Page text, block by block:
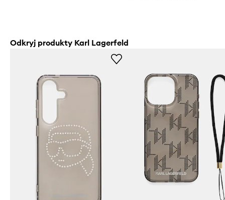
Odkryj produkty Karl Lagerfeld